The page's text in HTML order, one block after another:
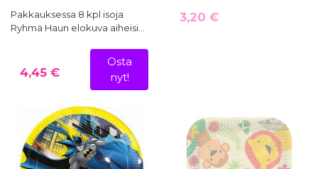
Pakkauksessa 8 kpl isoja
Ryhmä Haun elokuva aiheisi…
4,45 €
Osta
nyt!
3,20 €